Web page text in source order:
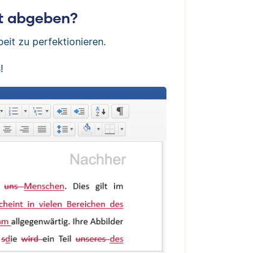
abgeben?
zu perfektionieren.